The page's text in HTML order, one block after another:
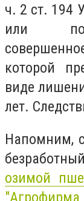
ч. 2 ст. 194
или
которой
виде
лет.
Напомним,
озимой
"Агрофирма